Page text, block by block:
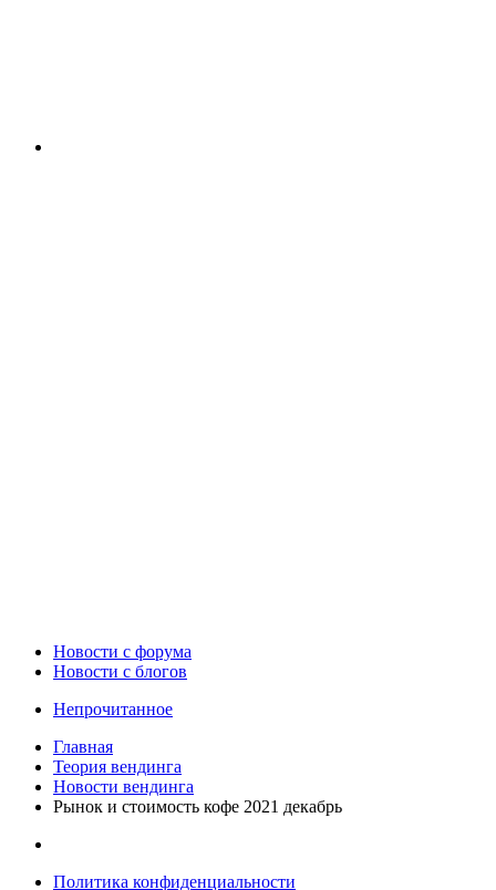
Новости c форума
Новости с блогов
Непрочитанное
Главная
Теория вендинга
Новости вендинга
Рынок и стоимость кофе 2021 декабрь
Политика конфиденциальности